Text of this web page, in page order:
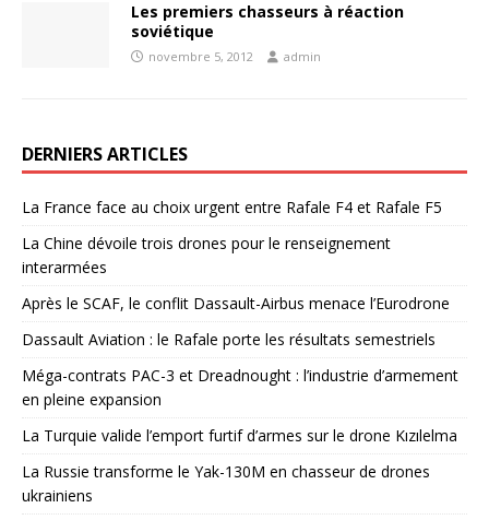
Les premiers chasseurs à réaction
soviétique
novembre 5, 2012 admin
DERNIERS ARTICLES
La France face au choix urgent entre Rafale F4 et Rafale F5
La Chine dévoile trois drones pour le renseignement
interarmées
Après le SCAF, le conflit Dassault-Airbus menace l’Eurodrone
Dassault Aviation : le Rafale porte les résultats semestriels
Méga-contrats PAC-3 et Dreadnought : l’industrie d’armement
en pleine expansion
La Turquie valide l’emport furtif d’armes sur le drone Kızılelma
La Russie transforme le Yak-130M en chasseur de drones
ukrainiens